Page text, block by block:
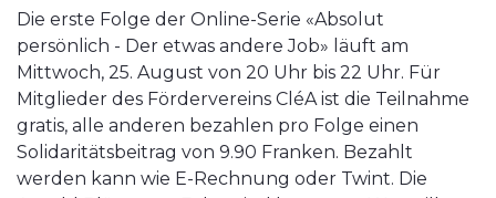
Die erste Folge der Online-Serie «Absolut
persönlich - Der etwas andere Job» läuft am
Mittwoch, 25. August von 20 Uhr bis 22 Uhr. Für
Mitglieder des Fördervereins CléA ist die Teilnahme
gratis, alle anderen bezahlen pro Folge einen
Solidaritätsbeitrag von 9.90 Franken. Bezahlt
werden kann wie E-Rechnung oder Twint. Die